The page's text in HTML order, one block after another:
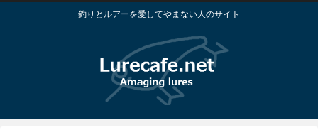
釣りとルアーを愛してやまない人のサイト